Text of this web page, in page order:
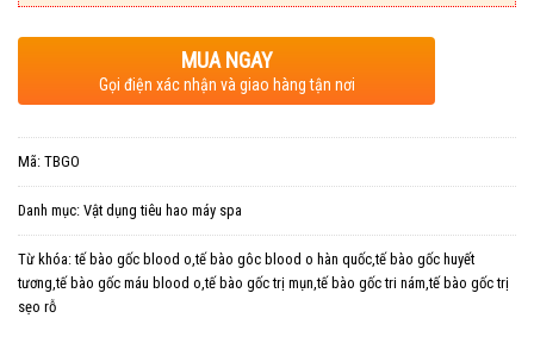
MUA NGAY
Gọi điện xác nhận và giao hàng tận nơi
Mã: TBGO
Danh mục: Vật dụng tiêu hao máy spa
Từ khóa:tế bào gốc blood o,tế bào gôc blood o hàn quốc,tế bào gốc huyết
tương,tế bào gốc máu blood o,tế bào gốc trị mụn,tế bào gốc tri nám,tế bào gốc trị
sẹo rỗ